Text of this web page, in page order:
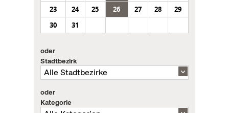
23
24 25 26 27 28
29
30
31
oder
Stadtbezirk
oder
Kategorie